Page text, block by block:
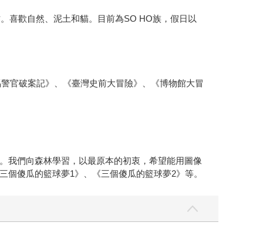
喜歡自然、泥土和貓。目前為SO HO族，假日以
官破案記》、《臺灣史前大冒險》、《博物館大冒
我們向森林學習，以最原本的初衷，希望能用圖像
傻瓜的籃球夢1》、《三個傻瓜的籃球夢2》等。